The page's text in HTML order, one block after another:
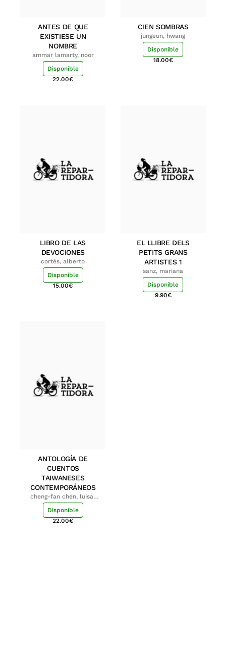
ANTES DE QUE
EXISTIESE UN
NOMBRE
ammar lamarty, noor
Disponible
22.00€
CIEN SOMBRAS
jungeun, hwang
Disponible
18.00€
LIBRO DE LAS
DEVOCIONES
cortés, alberto
Disponible
15.00€
EL LLIBRE DELS
PETITS GRANS
ARTISTES 1
sanz, mariana
Disponible
9.90€
ANTOLOGÍA DE
CUENTOS
TAIWANESES
CONTEMPORÁNEOS
cheng-fan chen, luisa;
shu-ying chang, luisa
Disponible
22.00€